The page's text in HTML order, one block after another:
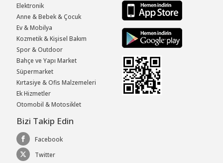
Elektronik
Anne & Bebek & Çocuk
Ev & Mobilya
Kozmetik & Kişisel Bakım
Spor & Outdoor
Bahçe ve Yapı Market
Süpermarket
Kırtasiye & Ofis Malzemeleri
Ek Hizmetler
Otomobil & Motosiklet
Bizi Takip Edin
Facebook
Twitter